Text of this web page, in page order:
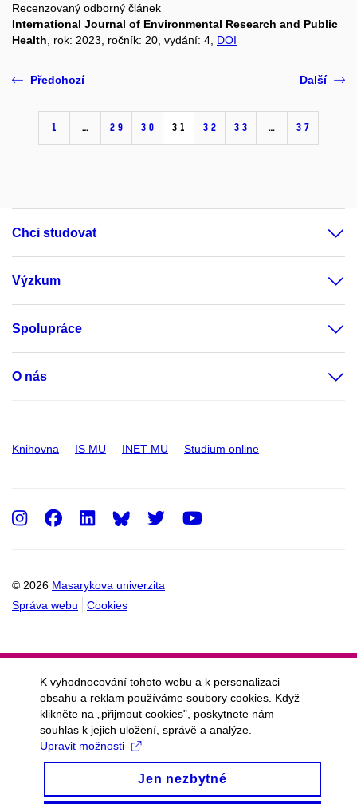
Recenzovaný odborný článek
International Journal of Environmental Research and Public
Health , rok: 2023, ročník: 20, vydání: 4, DOI
Předchozí
1 … 29 30 31 32 33 … 37
Další
Chci studovat
Výzkum
Spolupráce
O nás
Knihovna IS MU INET MU Studium online
© 2026 Masarykova univerzita
Správa webu
Cookies
Instagram
Facebook
LinkedInTwitter
K vyhodnocování tohoto webu a k personalizaci
obsahu a reklam používáme soubory cookies. Když
klikněte na „přijmout cookies", poskytnete nám
souhlas k jejich uložení, správě a analýze.
Upravit možnosti
Jen nezbytné